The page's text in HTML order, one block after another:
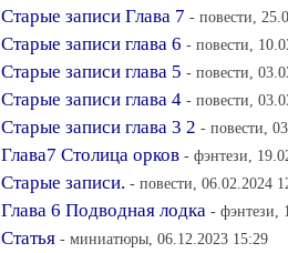
Старые записи Глава 7 - повести,
Старые записи глава 6 - повести,
Старые записи глава 5 - повести,
Старые записи глава 4 - повести,
Старые записи глава 3 2 - повести,
Глава7 Столица орков - фэнтези,
Старые записи. - повести, 06.02.2024
Глава 6 Подводная лодка - фэнтези,
Статья - миниатюры, 06.12.2023 15:29